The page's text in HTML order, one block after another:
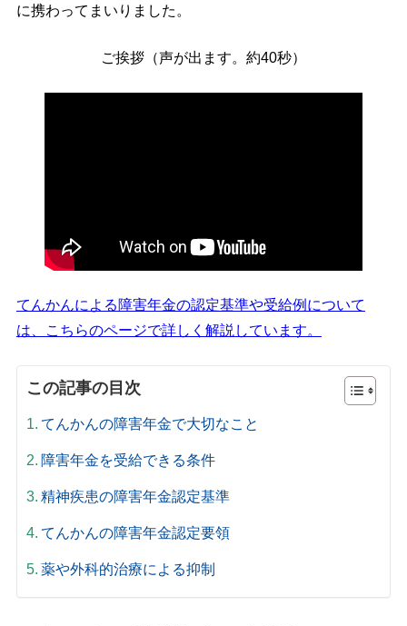
に携わってまいりました。
ご挨拶（声が出ます。約40秒）
てんかんによる障害年金の認定基準や受給例について
は、こちらのページで詳しく解説しています。
この記事の目次
てんかんの障害年金で大切なこと
障害年金を受給できる条件
精神疾患の障害年金認定基準
てんかんの障害年金認定要領
薬や外科的治療による抑制